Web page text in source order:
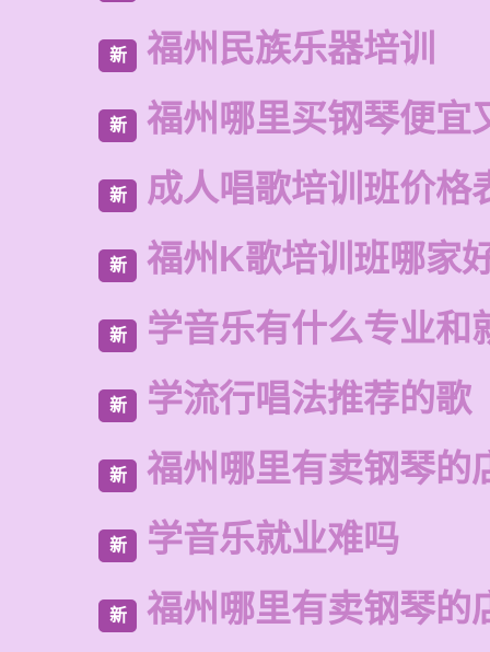
新 福州民族乐器培训
新 福州哪里买钢琴便宜
新 成人唱歌培训班价格
新 福州K歌培训班哪家
新 学音乐有什么专业和
新 学流行唱法推荐的歌
新 福州哪里有卖钢琴的
新 学音乐就业难吗
新 福州哪里有卖钢琴的